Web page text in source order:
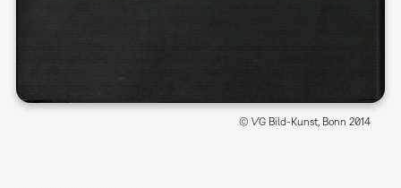
© VG Bild-Kunst, Bonn 2014